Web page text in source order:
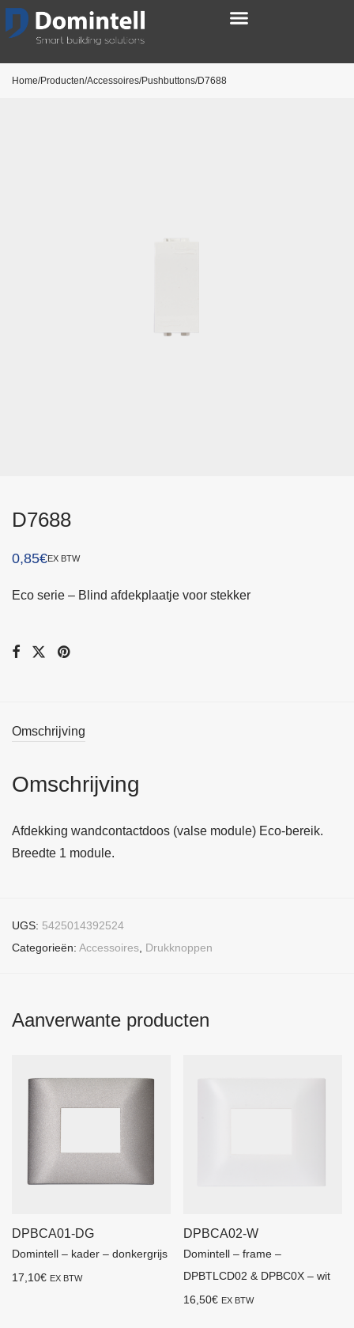
Home/Producten/Accessoires/Pushbuttons/D7688
D7688
0,85€EX BTW
Eco serie – Blind afdekplaatje voor stekker
Omschrijving
Omschrijving
Afdekking wandcontactdoos (valse module) Eco-bereik.
Breedte 1 module.
UGS: 5425014392524
Categorieën: Accessoires Drukknoppen
Aanverwante producten
DPBCA01-DG
Domintell – kader – donkergrijs
17,10€ EX BTW
DPBCA02-W
Domintell – frame –
DPBTLCD02 & DPBC0X – wit
16,50€ EX BTW